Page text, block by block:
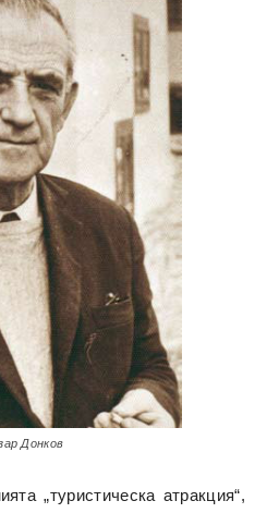
Донков
„туристическа атракция“,